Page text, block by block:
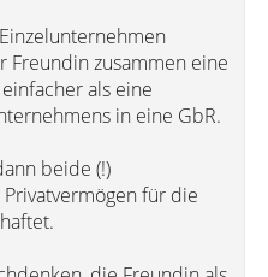
zusammen eine
als eine
in eine GbR.
beide (!)
für die